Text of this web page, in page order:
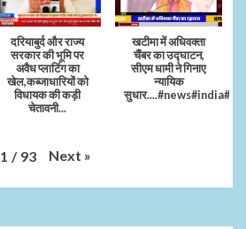
दरियाबुर्द और राज्य
सरकार की भूमि पर
अवैध प्लाटिंग का
खेल,कब्जाधारियों को
विधायक की कड़ी
चेतावनी...
खटीमा में अधिवक्ता
चैंबर का उद्घाटन,
सीएम धामी ने गिनाए
न्यायिक
1 / 93 Next »